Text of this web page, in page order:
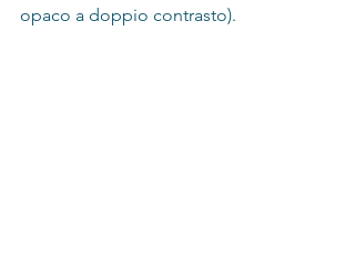
opaco a doppio contrasto).